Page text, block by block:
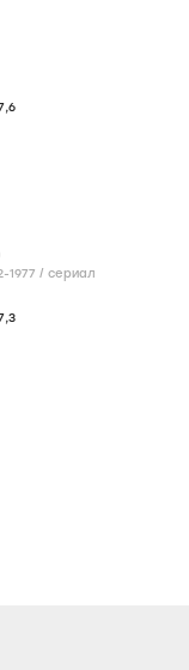
,6
1977 / сериал
,3